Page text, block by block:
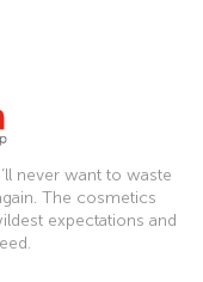
never want to waste
The cosmetics
expectations and